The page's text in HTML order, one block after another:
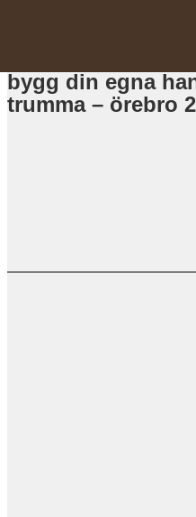
bygg din egna
trumma – örebro